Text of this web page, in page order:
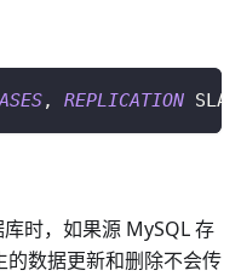
, REPLICATION
时，如果源 MySQL 存
数据更新和删除不会传